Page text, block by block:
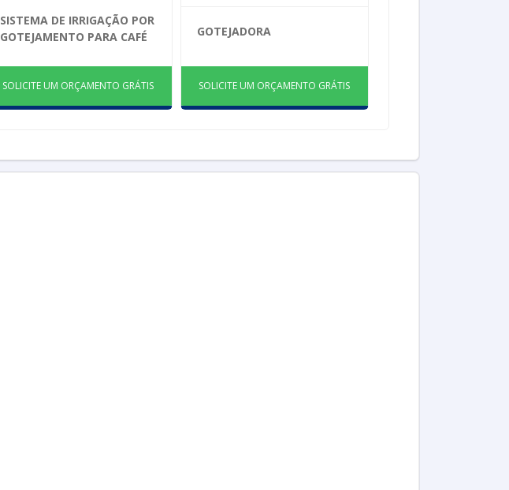
SISTEMA DE IRRIGAÇÃO POR
GOTEJAMENTO PARA CAFÉ
SOLICITE UM ORÇAMENTO GRÁTIS
GOTEJADORA
SOLICITE UM ORÇAMENTO GRÁTIS